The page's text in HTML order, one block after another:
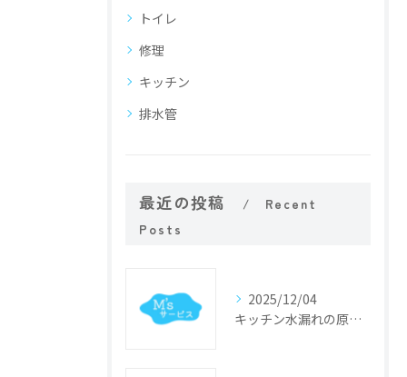
トイレ
修理
キッチン
排水管
最近の投稿
Recent
Posts
2025/12/04
キッチン水漏れの原因特定と迅速修理のポイント